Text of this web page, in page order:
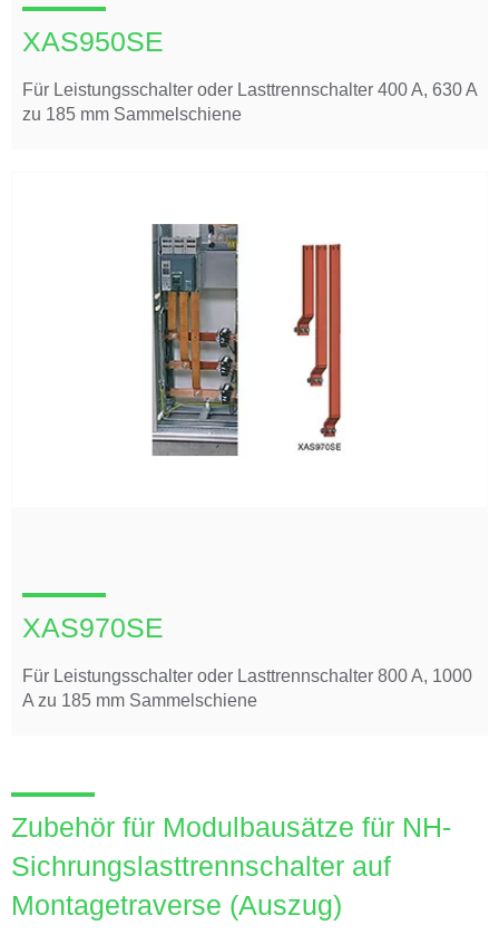
XAS950SE
Für Leistungsschalter oder Lasttrennschalter 400 A, 630 A
zu 185 mm Sammelschiene
XAS970SE
Für Leistungsschalter oder Lasttrennschalter 800 A, 1000
A zu 185 mm Sammelschiene
Zubehör für Modulbausätze für NH-
Sichrungslasttrennschalter auf
Montagetraverse (Auszug)